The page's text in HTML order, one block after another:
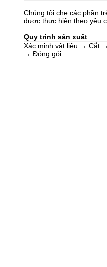
Chúng tôi che các phần
được thực hiện theo yêu
Quy trình sản xuất
Xác minh vật liệu → Cắt
→ Đóng gói